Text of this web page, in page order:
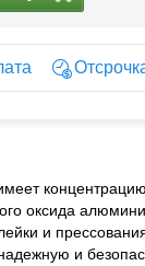
оксида
и
и